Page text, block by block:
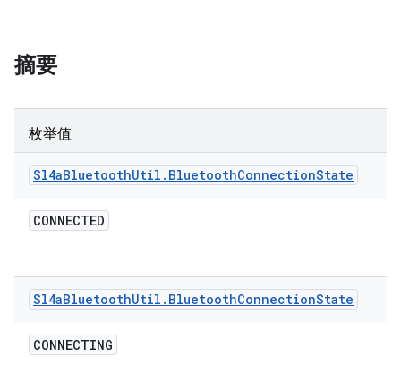
摘要
枚举值
Sl4aBluetoothUtil . BluetoothConnectionState
CONNECTED
Sl4aBluetoothUtil . BluetoothConnectionState
CONNECTING